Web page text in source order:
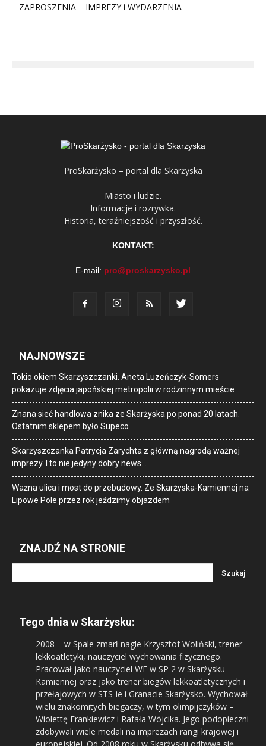
ZAPROSZENIA – IMPREZY i WYDARZENIA
ProSkarżysko – portal dla Skarżyska
Miasto i ludzie.
Informacje i rozrywka.
Historia, teraźniejszość i przyszłość.
KONTAKT:
E-mail: pro@proskarzysko.pl
NAJNOWSZE
Tokio okiem Skarżyszczanki. Aneta Luzeńczyk-Somers
pokazuje zdjęcia japońskiej metropolii w rodzinnym mieście
Znana sieć handlowa znika ze Skarżyska po ponad 20 latach.
Ostatnim sklepem było Supeco
Skarżyszczanka Patrycja Zarychta z główną nagrodą ważnej
imprezy. I to nie jedyny dobry news…
Ważna ulica i most do przebudowy. Ze Skarżyska-Kamiennej na
Lipowe Pole przez rok jeździmy objazdem
ZNAJDŹ NA STRONIE
Tego dnia w Skarżysku:
2008 – w Spale zmarł nagle Krzysztof Woliński, trener
lekkoatletyki, nauczyciel wychowania fizycznego.
Pracował jako nauczyciel WF w SP 2 w Skarżysku-
Kamiennej oraz jako trener biegów lekkoatletycznych i
przełajowych w STS-ie i Granacie Skarżysko. Wychował
wielu znakomitych biegaczy, w tym olimpijczyków –
Wiolettę Frankiewicz i Rafała Wójcika. Jego podopieczni
zdobywali wiele medali na imprezach rangi krajowej i